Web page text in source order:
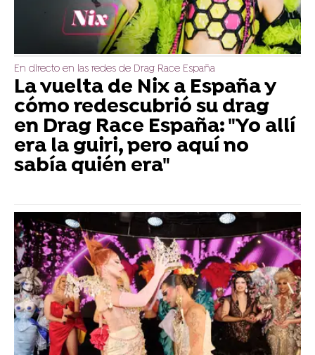
En directo en las redes de Drag Race España
La vuelta de Nix a España y
cómo redescubrió su drag
en Drag Race España: "Yo allí
era la guiri, pero aquí no
sabía quién era"